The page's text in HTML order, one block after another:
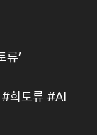
류’
희토류 #AI